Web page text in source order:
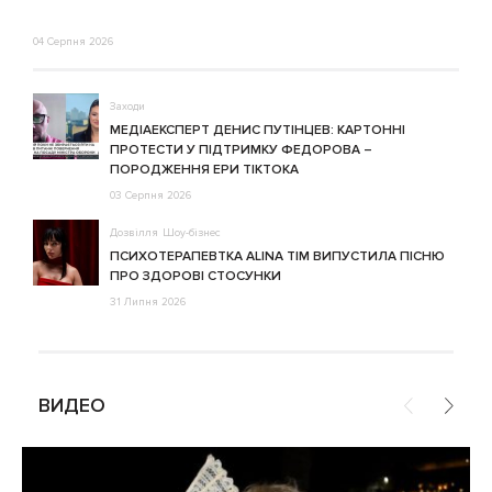
04 Серпня 2026
Заходи
МЕДІАЕКСПЕРТ ДЕНИС ПУТІНЦЕВ: КАРТОННІ
ПРОТЕСТИ У ПІДТРИМКУ ФЕДОРОВА –
ПОРОДЖЕННЯ ЕРИ ТІКТОКА
03 Серпня 2026
Дозвілля Шоу-бізнес
ПСИХОТЕРАПЕВТКА ALINA TIM ВИПУСТИЛА ПІСНЮ
ПРО ЗДОРОВІ СТОСУНКИ
31 Липня 2026
ВИДЕО